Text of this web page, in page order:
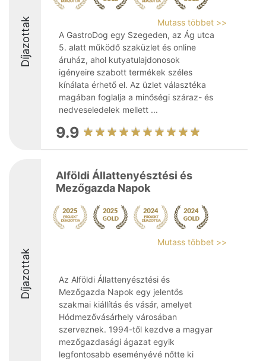
Díjazottak
Mutass többet >>
A GastroDog egy Szegeden, az Ág utca
5. alatt működő szaküzlet és online
áruház, ahol kutyatulajdonosok
igényeire szabott termékek széles
kínálata érhető el. Az üzlet választéka
magában foglalja a minőségi száraz- és
nedveseledelek mellett ...
9.9
Díjazottak
Alföldi Állattenyésztési és
Mezőgazda Napok
Mutass többet >>
Az Alföldi Állattenyésztési és
Mezőgazda Napok egy jelentős
szakmai kiállítás és vásár, amelyet
Hódmezővásárhely városában
szerveznek. 1994-től kezdve a magyar
mezőgazdasági ágazat egyik
legfontosabb eseményévé nőtte ki